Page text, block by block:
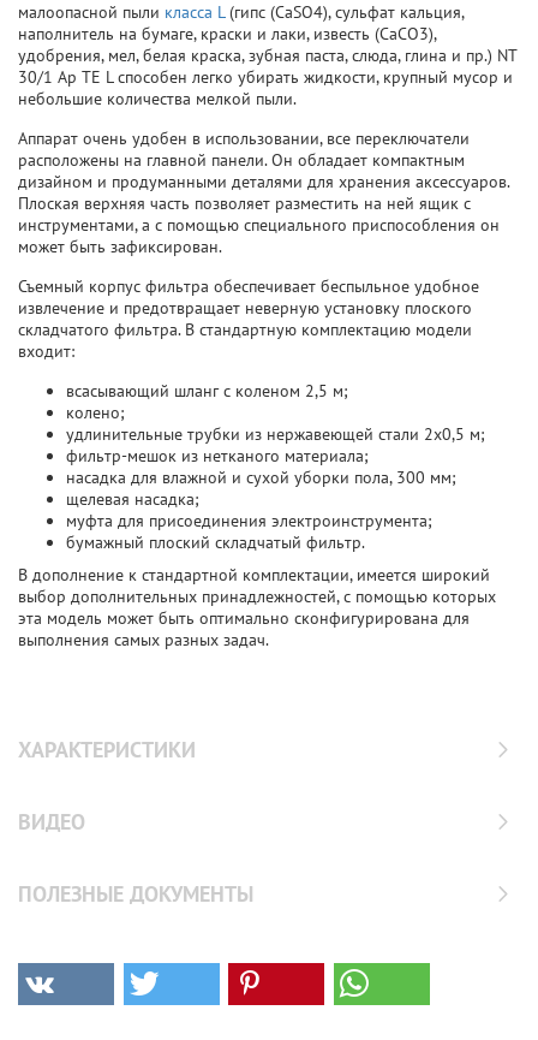
малоопасной пыли класса L(гипс (CaSO4), сульфат кальция,
наполнитель на бумаге, краски и лаки, известь (CaCO3),
удобрения, мел, белая краска, зубная паста, слюда, глина и пр.) NT
30/1 Ap TE L способен легко убирать жидкости, крупный мусор и
небольшие количества мелкой пыли.
Аппарат очень удобен в использовании, все переключатели
расположены на главной панели. Он обладает компактным
дизайном и продуманными деталями для хранения аксессуаров.
Плоская верхняя часть позволяет разместить на ней ящик с
инструментами, а с помощью специального приспособления он
может быть зафиксирован.
Съемный корпус фильтра обеспечивает беспыльное удобное
извлечение и предотвращает неверную установку плоского
складчатого фильтра. В стандартную комплектацию модели
входит:
всасывающий шланг с коленом 2,5 м;
колено;
удлинительные трубки из нержавеющей стали 2x0,5 м;
фильтр-мешок из нетканого материала;
насадка для влажной и сухой уборки пола, 300 мм;
щелевая насадка;
муфта для присоединения электроинструмента;
бумажный плоский складчатый фильтр.
В дополнение к стандартной комплектации, имеется широкий
выбор дополнительных принадлежностей, с помощью которых
эта модель может быть оптимально сконфигурирована для
выполнения самых разных задач.
ХАРАКТЕРИСТИКИ
ВИДЕО
ПОЛЕЗНЫЕ ДОКУМЕНТЫ